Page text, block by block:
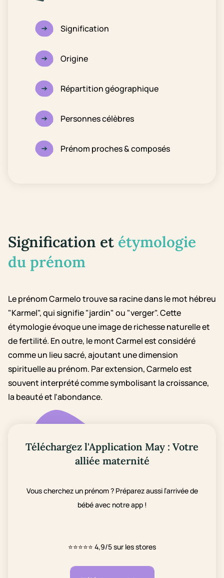
Signification
Origine
Répartition géographique
Personnes célèbres
Prénom proches & composés
Signification et étymologie
du prénom
Le prénom Carmelo trouve sa racine dans le mot hébreu
"Karmel", qui signifie "jardin" ou "verger". Cette
étymologie évoque une image de richesse naturelle et
de fertilité. En outre, le mont Carmel est considéré
comme un lieu sacré, ajoutant une dimension
spirituelle au prénom. Par extension, Carmelo est
souvent interprété comme symbolisant la croissance,
la beauté et l'abondance.
Téléchargez l'Application May : Votre
alliée maternité
Vous cherchez un prénom ? Préparez aussi l’arrivée de
bébé avec notre app !
⭐⭐⭐⭐⭐ 4,9/5 sur les stores